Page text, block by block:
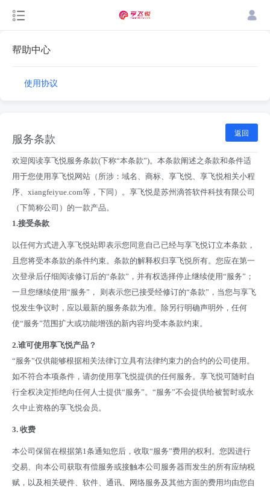
帮助中心
使用协议
服务条款 返回
欢迎阅读享飞悦服务条款(下称“本条款”)。本条款阐述之条款和条件适
用于您使用享飞悦网站（所涉：域名、商标、享飞悦、享飞悦相关小程
序、xiangfeiyue.com等，下同）。享飞悦是苏州滴答软件科技有限公司
（下简称公司）的一款产品。
1.接受条款
以任何方式进入享飞悦站即表示您同意自己已经与享飞悦订立本条款，
且您将受本条款的条件约束。条款的解释权归享飞悦所有。您应在第一
次登录后仔细阅读修订后的“条款”，并有权选择停止继续使用“服务”；
一旦您继续使用“服务”，
则表示您已接受经修订的“条款”，当您与享飞
悦发生争议时，应以最新的服务条款为准。除另行明确声明外，任何
使“服务”范围扩大或功能增强的新内容均受本条款约束。
2.谁可使用享飞悦产品？
“服务”仅供能够根据相关法律订立具有法律约束力的合约的公司使用。
如不符合本项条件，请勿使用享飞悦提供的任何服务。享飞悦可随时自
行全权决定拒绝向任何人士提供“服务”。“服务”不会提供给被暂时或永
久中止资格的享飞悦会员。
3. 收费
本公司保留在根据第1条通知您后，收取“服务”费用的权利。您因进行
交易、向本公司获取有偿服务或接触本公司服务器而发生的所有应纳税
赋，以及相关硬件、软件、通讯、网络服务及其他方面的费用均由您自